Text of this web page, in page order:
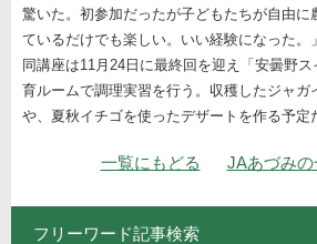
驚いた。初参加だったが子どもたちが自由に
ているだけでも楽しい。いい経験になった。
同講座は11月24日に最終回を迎え「安曇野
育ルームで調理実習を行う。収穫したジャガ
や、夏秋イチゴを使ったデザートを作る予定
ナビゲーション
一覧にもどる JAあづみの
フリーワード記事検索